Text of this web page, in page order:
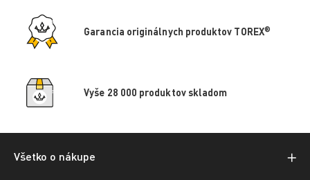
Garancia originálnych produktov TOREX®
Vyše 28 000 produktov skladom
Všetko o nákupe